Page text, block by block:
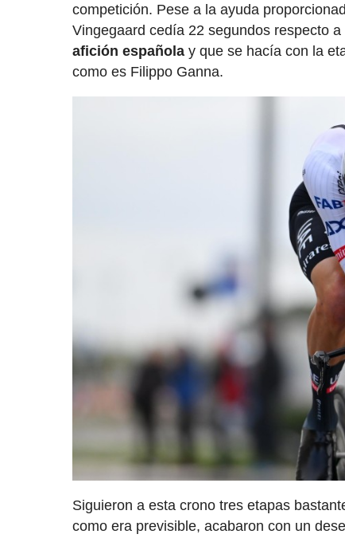
competición. Pese a la ayuda
Vingegaard cedía 22 segundos respecto
afición española y que se hacía con la
como es Filippo Ganna.
Siguieron a esta crono tres etapas
como era previsible, acabaron con un